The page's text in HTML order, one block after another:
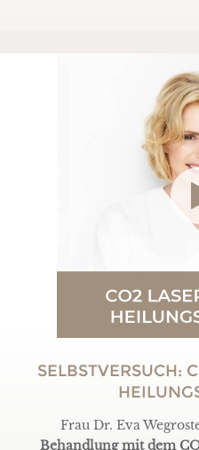
SELBSTVERSUCH:
Frau Dr. Eva
Behandlung mit dem